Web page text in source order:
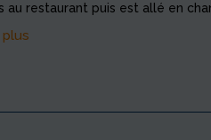
au restaurant puis est allé en
plus